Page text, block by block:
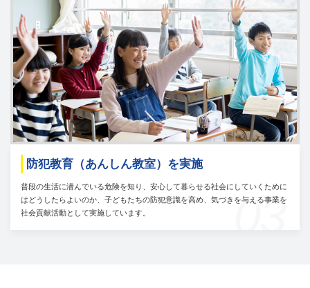
03
防犯教育（あんしん教室）を実施
普段の生活に潜んでいる危険を知り、安心して暮らせる社会にしていくために
はどうしたらよいのか、子どもたちの防犯意識を高め、気づきを与える事業を
社会貢献活動として実施しています。